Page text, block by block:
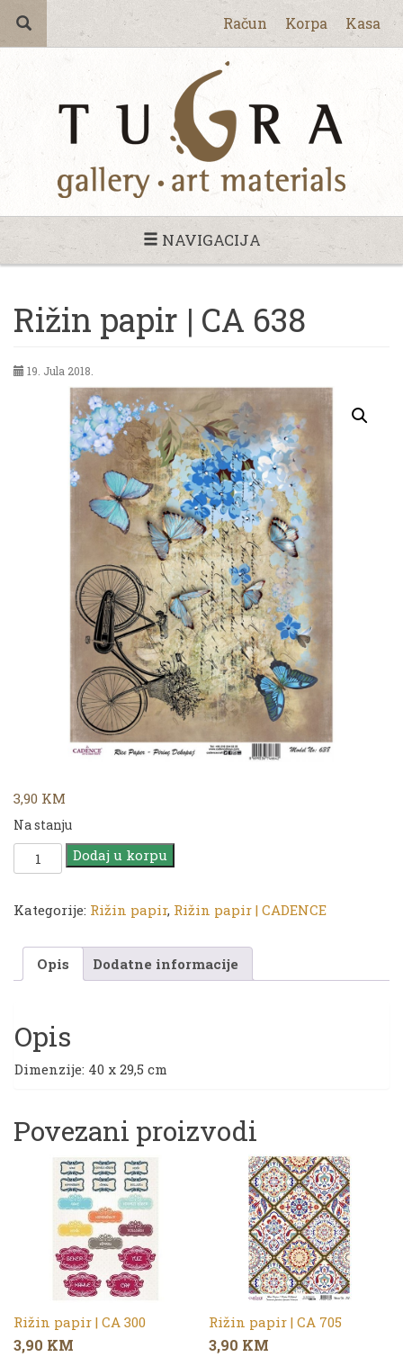
Račun Korpa Kasa
NAVIGACIJA
Rižin papir | CA 638
19. Jula 2018.
3,90 KM
Na stanju
Rižin
papir
CA
količina
Dodaj u korpu
Kategorije: Rižin papir, Rižin papir | CADENCE
Opis Dodatne informacije
Opis
Dimenzije: 40 x 29,5 cm
Povezani proizvodi
Rižin papir | CA 300
3,90 KM
Rižin papir | CA 705
3,90 KM